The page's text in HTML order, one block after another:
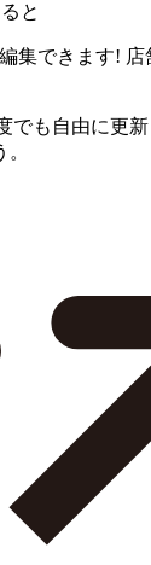
と
集できます! 店
でも自由に更新